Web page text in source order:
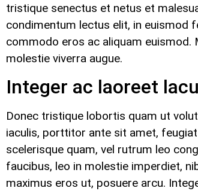
tristique senectus et netus et
condimentum lectus elit, in euismod
commodo eros ac aliquam euismod.
molestie viverra augue.
Integer ac laoreet
Donec tristique lobortis quam ut
iaculis, porttitor ante sit amet,
scelerisque quam, vel rutrum leo
faucibus, leo in molestie imperdiet,
maximus eros ut, posuere arcu.